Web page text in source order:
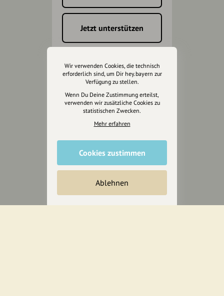
Jetzt unterstützen
Wir verwenden Cookies, die technisch
erforderlich sind, um Dir hey.bayern zur
Verfügung zu stellen.
Wenn Du Deine Zustimmung erteilst,
verwenden wir zusätzliche Cookies zu
statistischen Zwecken.
Mehr erfahren
Cookies zustimmen
Ablehnen